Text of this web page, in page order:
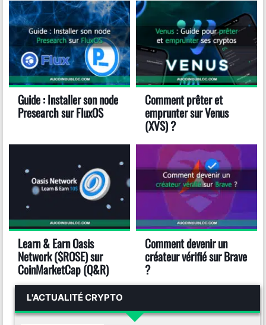
Guide : Installer son node
Presearch sur FluxOS
Comment prêter et
emprunter sur Venus
(XVS) ?
Learn & Earn Oasis
Network ($ROSE) sur
CoinMarketCap (Q&R)
Comment devenir un
créateur vérifié sur Brave
?
L'ACTUALITÉ CRYPTO